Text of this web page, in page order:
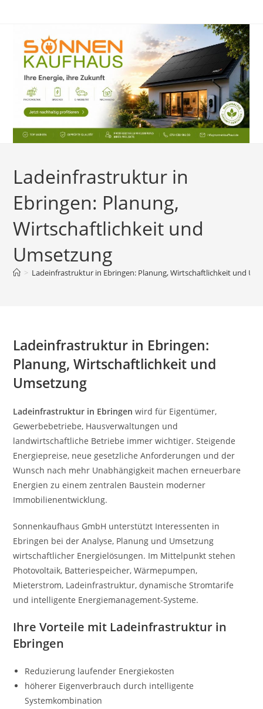
Ladeinfrastruktur in
Ebringen: Planung,
Wirtschaftlichkeit und
Umsetzung
> Ladeinfrastruktur in Ebringen: Planung, Wirtschaftlichkeit und
Ladeinfrastruktur in Ebringen:
Planung, Wirtschaftlichkeit und
Umsetzung
Ladeinfrastruktur in Ebringen wird für Eigentümer,
Gewerbebetriebe, Hausverwaltungen und
landwirtschaftliche Betriebe immer wichtiger. Steigende
Energiepreise, neue gesetzliche Anforderungen und der
Wunsch nach mehr Unabhängigkeit machen erneuerbare
Energien zu einem zentralen Baustein moderner
Immobilienentwicklung.
Sonnenkaufhaus GmbH unterstützt Interessenten in
Ebringen bei der Analyse, Planung und Umsetzung
wirtschaftlicher Energielösungen. Im Mittelpunkt stehen
Photovoltaik, Batteriespeicher, Wärmepumpen,
Mieterstrom, Ladeinfrastruktur, dynamische Stromtarife
und intelligente Energiemanagement-Systeme.
Ihre Vorteile mit Ladeinfrastruktur in
Ebringen
Reduzierung laufender Energiekosten
höherer Eigenverbrauch durch intelligente
Systemkombination